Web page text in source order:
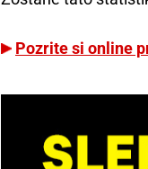
Pozrite si online